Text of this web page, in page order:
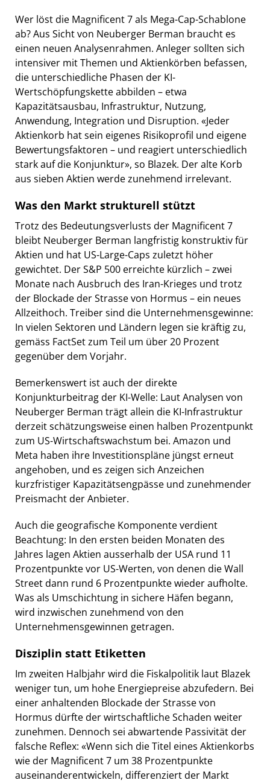
Wer löst die Magnificent 7 als Mega-Cap-Schablone
ab? Aus Sicht von Neuberger Berman braucht es
einen neuen Analysenrahmen. Anleger sollten sich
intensiver mit Themen und Aktienkörben befassen,
die unterschiedliche Phasen der KI-
Wertschöpfungskette abbilden – etwa
Kapazitätsausbau, Infrastruktur, Nutzung,
Anwendung, Integration und Disruption. «Jeder
Aktienkorb hat sein eigenes Risikoprofil und eigene
Bewertungsfaktoren – und reagiert unterschiedlich
stark auf die Konjunktur», so Blazek. Der alte Korb
aus sieben Aktien werde zunehmend irrelevant.
Was den Markt strukturell stützt
Trotz des Bedeutungsverlusts der Magnificent 7
bleibt Neuberger Berman langfristig konstruktiv für
Aktien und hat US-Large-Caps zuletzt höher
gewichtet. Der S&P 500 erreichte kürzlich – zwei
Monate nach Ausbruch des Iran-Krieges und trotz
der Blockade der Strasse von Hormus – ein neues
Allzeithoch. Treiber sind die Unternehmensgewinne:
In vielen Sektoren und Ländern legen sie kräftig zu,
gemäss FactSet zum Teil um über 20 Prozent
gegenüber dem Vorjahr.
Bemerkenswert ist auch der direkte
Konjunkturbeitrag der KI-Welle: Laut Analysen von
Neuberger Berman trägt allein die KI-Infrastruktur
derzeit schätzungsweise einen halben Prozentpunkt
zum US-Wirtschaftswachstum bei. Amazon und
Meta haben ihre Investitionspläne jüngst erneut
angehoben, und es zeigen sich Anzeichen
kurzfristiger Kapazitätsengpässe und zunehmender
Preismacht der Anbieter.
Auch die geografische Komponente verdient
Beachtung: In den ersten beiden Monaten des
Jahres lagen Aktien ausserhalb der USA rund 11
Prozentpunkte vor US-Werten, von denen die Wall
Street dann rund 6 Prozentpunkte wieder aufholte.
Was als Umschichtung in sichere Häfen begann,
wird inzwischen zunehmend von den
Unternehmensgewinnen getragen.
Disziplin statt Etiketten
Im zweiten Halbjahr wird die Fiskalpolitik laut Blazek
weniger tun, um hohe Energiepreise abzufedern. Bei
einer anhaltenden Blockade der Strasse von
Hormus dürfte der wirtschaftliche Schaden weiter
zunehmen. Dennoch sei abwartende Passivität der
falsche Reflex: «Wenn sich die Titel eines Aktienkorbs
wie der Magnificent 7 um 38 Prozentpunkte
auseinanderentwickeln, differenziert der Markt